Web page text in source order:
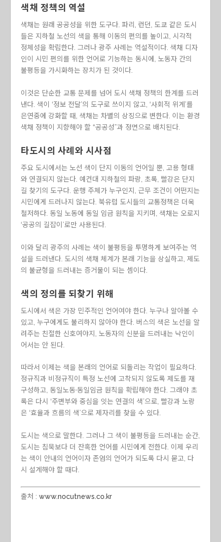
색채 정책의 역설
색채는 원래 공공성을 위한 도구다. 파리, 런던, 도쿄 같은 도시
들은 지하철 노선의 색을 통해 이동의 편의를 높이고, 시각적
정체성을 확립한다. 그러나 광주 사례는 역설적이다. 색채 디자
인이 시민 편의를 위한 언어로 기능하는 동시에, 노동자 간의
불평등을 가시화하는 장치가 된 것이다.
이것은 단순한 교통 문제를 넘어 도시 색채 정책의 한계를 드러
낸다. 색이 ‘정보 전달’의 도구로 쓰이지 않고, ‘사회적 위계’를
은연중에 강화할 때, 색채는 차별의 상징으로 변한다. 이는 환경
색채 정책이 지향해야 할 “공공성”과 정면으로 배치된다.
타도시의 사례와 시사점
주요 도시에서는 노선 색이 단지 이동의 언어일 뿐, 고용 형태
와 연결되지 않는다. 예컨대 지하철의 파랑, 초록, 빨강은 단지
길 찾기의 도구다. 운행 주체가 누구인지, 근무 조건이 어떤지는
시민에게 드러나지 않는다. 북유럽 도시들의 교통정책은 더욱
철저하다. 동일 노동에 동일 임금 원칙을 지키며, 색채는 오로지
‘공공의 길잡이’로만 사용된다.
이와 달리 광주의 사례는 색이 불평등을 투명하게 보여주는 역
설을 드러낸다. 도시의 색채 체계가 본래 기능을 상실하고, 제도
의 불균형을 드러내는 증거물이 되는 셈이다.
색의 정의를 되찾기 위해
도시에서 색은 가장 민주적인 언어여야 한다. 누구나 알아볼 수
있고, 누구에게도 불리하지 않아야 한다. 버스의 색은 노선을 알
려주는 친절한 신호여야지, 노동자의 신분을 드러내는 낙인이
어서는 안 된다.
따라서 이제는 색을 본래의 언어로 되돌리는 작업이 필요하다.
정규직과 비정규직이 특정 노선에 고착되지 않도록 제도를 재
구성하고, 동일노동·동일임금 원칙을 확립해야 한다. 그래야 초
록은 다시 ‘주변부와 중심을 잇는 연결의 색’으로, 빨강과 노랑
은 ‘효율과 흐름의 색’으로 제자리를 찾을 수 있다.
도시는 색으로 말한다. 그러나 그 색이 불평등을 드러내는 순간,
도시는 침묵보다 더 잔혹한 언어를 시민에게 전한다. 이제 우리
는 색이 안내의 언어이자 존엄의 언어가 되도록 다시 묻고, 다
시 설계해야 할 때다.
출처 :www.nocutnews.co.kr